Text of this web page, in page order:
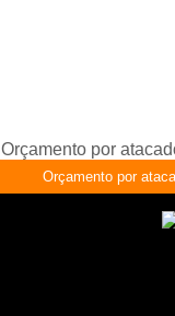
Orçamento por
Orçamento por